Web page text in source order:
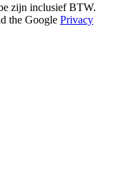
zijn inclusief BTW.
the Google Privacy